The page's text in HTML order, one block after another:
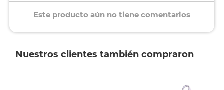
Este producto aún no tiene comentarios
Nuestros clientes también compraron